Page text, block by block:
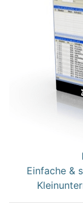
Einfache &